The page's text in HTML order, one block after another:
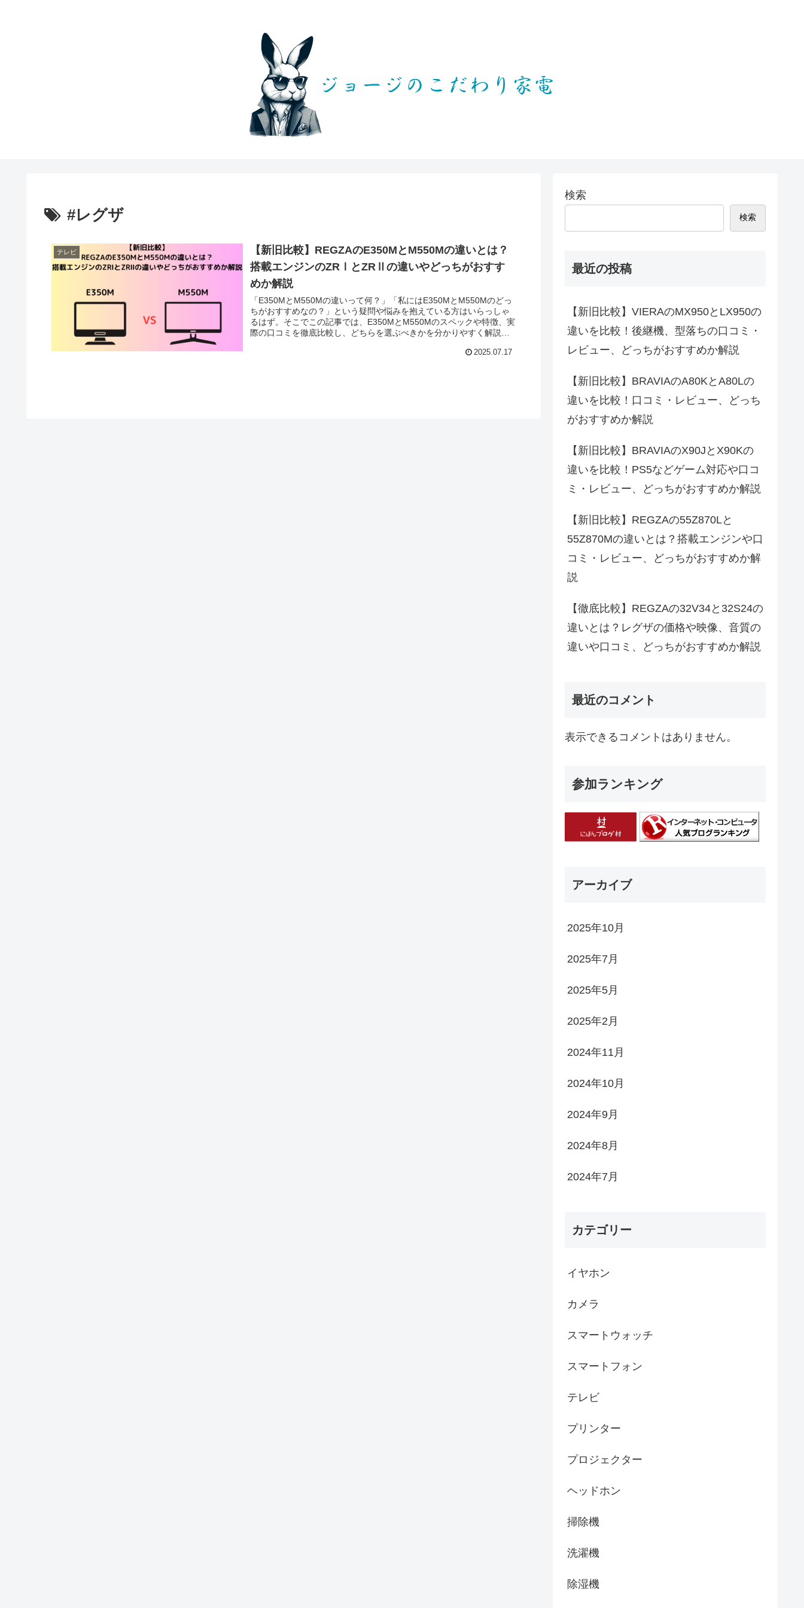
#レグザ
テレビ
【新旧比較】REGZAのE350MとM550Mの違いとは？
搭載エンジンのZRⅠとZRⅡの違いやどっちがおすす
めか解説
「E350MとM550Mの違いって何？」「私にはE350MとM550Mのどっ
ちがおすすめなの？」という疑問や悩みを抱えている方はいらっしゃ
るはず。そこでこの記事では、E350MとM550Mのスペックや特徴、実
際の口コミを徹底比較し、どちらを選ぶべきかを分かりやすく解説し
2025.07.17
検索
検索
最近の投稿
【新旧比較】VIERAのMX950とLX950の
違いを比較！後継機、型落ちの口コミ・
レビュー、どっちがおすすめか解説
【新旧比較】BRAVIAのA80KとA80Lの
違いを比較！口コミ・レビュー、どっち
がおすすめか解説
【新旧比較】BRAVIAのX90JとX90Kの
違いを比較！PS5などゲーム対応や口コ
ミ・レビュー、どっちがおすすめか解説
【新旧比較】REGZAの55Z870Lと
55Z870Mの違いとは？搭載エンジンや口
コミ・レビュー、どっちがおすすめか解
説
【徹底比較】REGZAの32V34と32S24の
違いとは？レグザの価格や映像、音質の
違いや口コミ、どっちがおすすめか解説
最近のコメント
表示できるコメントはありません。
参加ランキング
アーカイブ
2025年10月
2025年7月
2025年5月
2025年2月
2024年11月
2024年10月
2024年9月
2024年8月
2024年7月
カテゴリー
イヤホン
カメラ
スマートウォッチ
スマートフォン
テレビ
プリンター
プロジェクター
ヘッドホン
掃除機
洗濯機
除湿機